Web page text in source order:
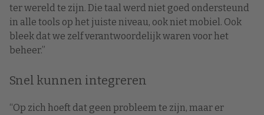
ter wereld te zijn. Die taal werd niet goed ondersteund
in alle tools op het juiste niveau, ook niet mobiel. Ook
bleek dat we zelf verantwoordelijk waren voor het
beheer.”
Snel kunnen integreren
“Op zich hoeft dat geen probleem te zijn, maar er